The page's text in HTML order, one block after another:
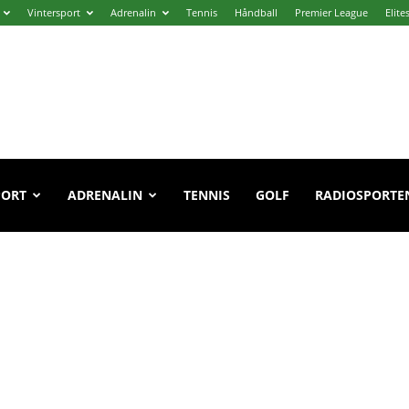
Vintersport Adrenalin Tennis Håndball Premier League
ADRENALIN TENNIS GOLF